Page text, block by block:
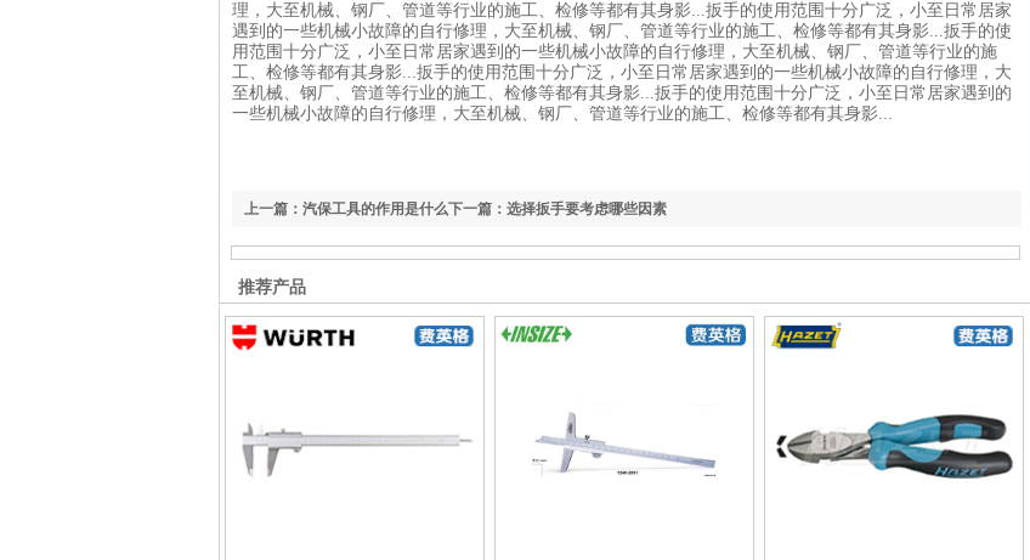
理，大至机械、钢厂、管道等行业的施工、检修等都有其身影...扳手的使用范围十分广泛，小至日常居家
遇到的一些机械小故障的自行修理，大至机械、钢厂、管道等行业的施工、检修等都有其身影...扳手的使
用范围十分广泛，小至日常居家遇到的一些机械小故障的自行修理，大至机械、钢厂、管道等行业的施
工、检修等都有其身影...扳手的使用范围十分广泛，小至日常居家遇到的一些机械小故障的自行修理，大
至机械、钢厂、管道等行业的施工、检修等都有其身影...扳手的使用范围十分广泛，小至日常居家遇到的
一些机械小故障的自行修理，大至机械、钢厂、管道等行业的施工、检修等都有其身影...
上一篇：汽保工具的作用是什么下一篇：选择扳手要考虑哪些因素
推荐产品